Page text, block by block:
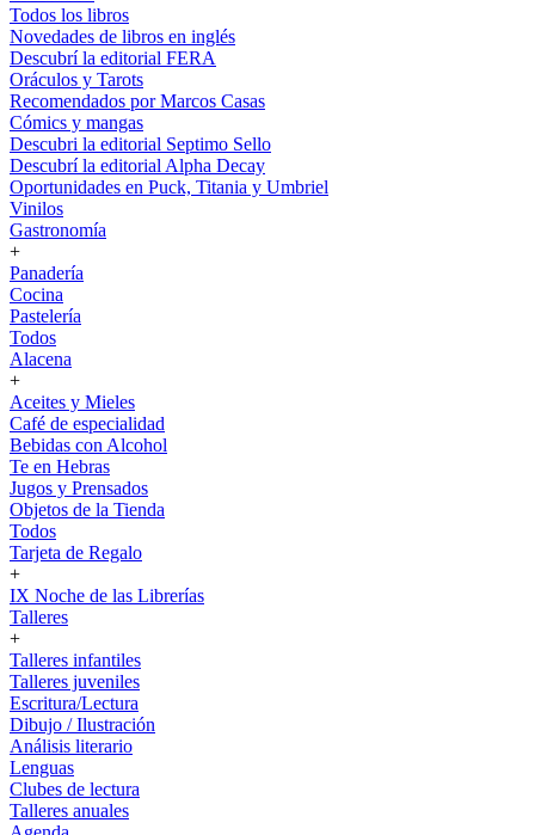
Todos los libros
Novedades de libros en inglés
Descubrí la editorial FERA
Oráculos y Tarots
Recomendados por Marcos Casas
Cómics y mangas
Descubri la editorial Septimo Sello
Descubrí la editorial Alpha Decay
Oportunidades en Puck, Titania y Umbriel
Vinilos
Gastronomía
+
Panadería
Cocina
Pastelería
Todos
Alacena
+
Aceites y Mieles
Café de especialidad
Bebidas con Alcohol
Te en Hebras
Jugos y Prensados
Objetos de la Tienda
Todos
Tarjeta de Regalo
+
IX Noche de las Librerías
Talleres
+
Talleres infantiles
Talleres juveniles
Escritura/Lectura
Dibujo / Ilustración
Análisis literario
Lenguas
Clubes de lectura
Talleres anuales